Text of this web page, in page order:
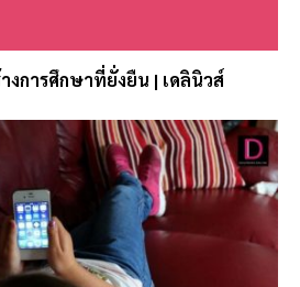
งการศึกษาที่ยั่งยืน | เดลินิวส์